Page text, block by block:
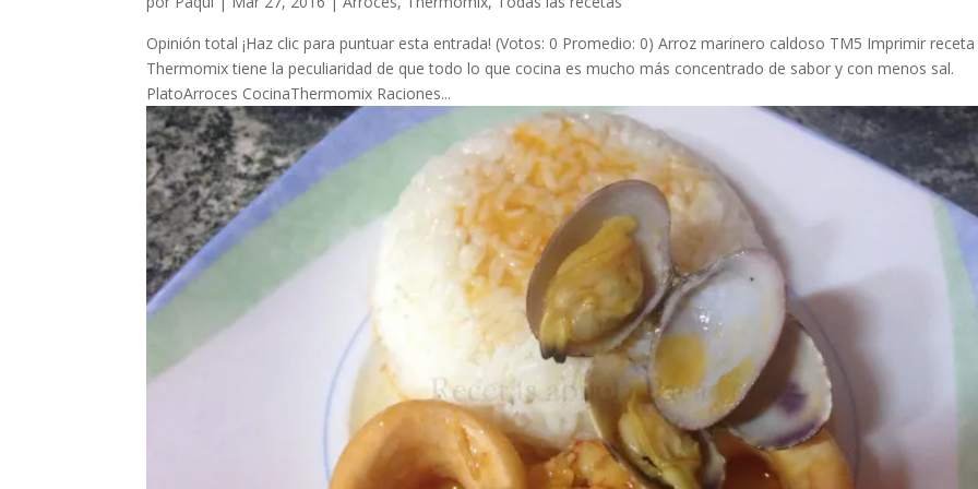
Opinión total ¡Haz clic para puntuar esta entrada! (Votos: 0 Promedio: 0) Arroz marinero caldoso TM5 Imprimir
Thermomix tiene la peculiaridad de que todo lo que cocina es mucho más concentrado de sabor y con menos sal.
PlatoArroces CocinaThermomix Raciones...